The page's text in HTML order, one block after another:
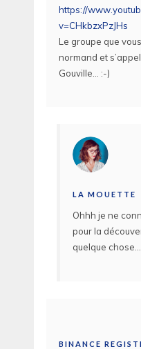
https://
v=CHkbzxPzJHs
Le groupe que
normand et
Gouville… :-)
LA MOUETTE
Ohhh je ne
pour la
quelque chose…
BINANCE